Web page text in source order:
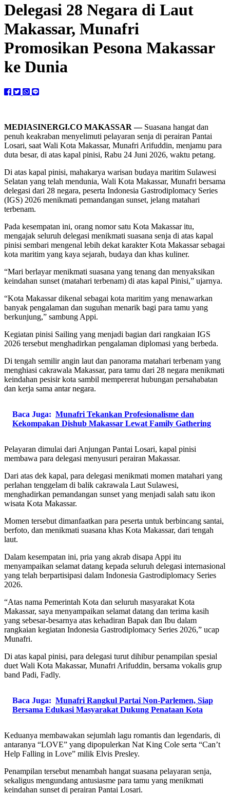
Delegasi 28 Negara di Laut
Makassar, Munafri
Promosikan Pesona Makassar
ke Dunia
MEDIASINERGI.CO MAKASSAR —Suasana hangat dan
penuh keakraban menyelimuti pelayaran senja di perairan Pantai
Losari, saat Wali Kota Makassar, Munafri Arifuddin, menjamu para
duta besar, di atas kapal pinisi, Rabu 24 Juni 2026, waktu petang.
Di atas kapal pinisi, mahakarya warisan budaya maritim Sulawesi
Selatan yang telah mendunia, Wali Kota Makassar, Munafri bersama
delegasi dari 28 negara, peserta Indonesia Gastrodiplomacy Series
(IGS) 2026 menikmati pemandangan sunset, jelang matahari
terbenam.
Pada kesempatan ini, orang nomor satu Kota Makassar itu,
mengajak seluruh delegasi menikmati suasana senja di atas kapal
pinisi sembari mengenal lebih dekat karakter Kota Makassar sebagai
kota maritim yang kaya sejarah, budaya dan khas kuliner.
“Mari berlayar menikmati suasana yang tenang dan menyaksikan
keindahan sunset (matahari terbenam) di atas kapal Pinisi,” ujarnya.
“Kota Makassar dikenal sebagai kota maritim yang menawarkan
banyak pengalaman dan suguhan menarik bagi para tamu yang
berkunjung,” sambung Appi.
Kegiatan pinisi Sailing yang menjadi bagian dari rangkaian IGS
2026 tersebut menghadirkan pengalaman diplomasi yang berbeda.
Di tengah semilir angin laut dan panorama matahari terbenam yang
menghiasi cakrawala Makassar, para tamu dari 28 negara menikmati
keindahan pesisir kota sambil mempererat hubungan persahabatan
dan kerja sama antar negara.
Baca Juga: Munafri Tekankan Profesionalisme dan
Kekompakan Dishub Makassar Lewat Family Gathering
Pelayaran dimulai dari Anjungan Pantai Losari, kapal pinisi
membawa para delegasi menyusuri perairan Makassar.
Dari atas dek kapal, para delegasi menikmati momen matahari yang
perlahan tenggelam di balik cakrawala Laut Sulawesi,
menghadirkan pemandangan sunset yang menjadi salah satu ikon
wisata Kota Makassar.
Momen tersebut dimanfaatkan para peserta untuk berbincang santai,
berfoto, dan menikmati suasana khas Kota Makassar, dari tengah
laut.
Dalam kesempatan ini, pria yang akrab disapa Appi itu
menyampaikan selamat datang kepada seluruh delegasi internasional
yang telah berpartisipasi dalam Indonesia Gastrodiplomacy Series
2026.
“Atas nama Pemerintah Kota dan seluruh masyarakat Kota
Makassar, saya menyampaikan selamat datang dan terima kasih
yang sebesar-besarnya atas kehadiran Bapak dan Ibu dalam
rangkaian kegiatan Indonesia Gastrodiplomacy Series 2026,” ucap
Munafri.
Di atas kapal pinisi, para delegasi turut dihibur penampilan spesial
duet Wali Kota Makassar, Munafri Arifuddin, bersama vokalis grup
band Padi, Fadly.
Baca Juga: Munafri Rangkul Partai Non-Parlemen, Siap
Bersama Edukasi Masyarakat Dukung Penataan Kota
Keduanya membawakan sejumlah lagu romantis dan legendaris, di
antaranya “LOVE” yang dipopulerkan Nat King Cole serta “Can’t
Help Falling in Love” milik Elvis Presley.
Penampilan tersebut menambah hangat suasana pelayaran senja,
sekaligus mengundang antusiasme para tamu yang menikmati
keindahan sunset di perairan Pantai Losari.